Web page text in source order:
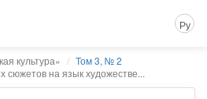
Ру
культура»
Том 3, № 2
на язык художестве...